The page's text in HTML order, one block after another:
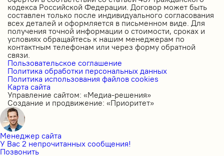
кодекса Российской Федерации. Договор может быть
составлен только после индивидуального согласования
всех деталей и оформляется в письменном виде. Для
получения точной информации о стоимости, сроках и
условиях обращайтесь к нашим менеджерам по
контактным телефонам или через форму обратной
связи.
Пользовательское соглашение
Политика обработки персональных данных
Политика использования файлов cookies
Карта сайта
Управление сайтом: «Медиа-решения»
Создание и продвижение: «Приоритет»
Менеджер сайта
У Вас 2 непрочитанных сообщения!
Позвонить